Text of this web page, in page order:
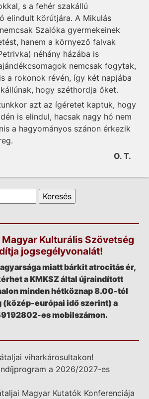
s a fehér szakállú
elindult körútjára. A Mikulás
Sza­lóka gyermekeinek
hanem a környező falvak
néhány há­zába is
nemcsak fogytak,
a rokonok révén, így két napjába
hogy széthordja őket.
azt az ígéretet kaptuk, hogy
is elindul, hacsak nagy hó nem
a ha­gyományos szánon érkezik
O. T.
Kulturális Szövetség
jogsegélyvonalát!
miatt bárkit atrocitás ér,
a KMKSZ által újraindított
minden hétköznap 8.00-tól
(közép-európai idő szerint) a
es mobilszámon.
viharkárosultakon!
a 2026/2027-es
Magyar Kutatók Konferenciája